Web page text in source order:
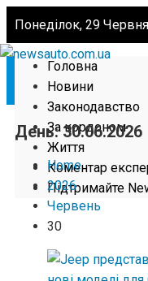
Понеділок, 29 Червня
Головна
Новини
Законодавство
За кордоном
Життя
Коментар
Підтримайте
День:30.06.2026
Home
2026
Червень
30